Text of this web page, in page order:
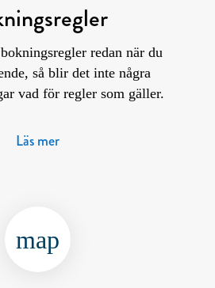
redan när du
så blir det inte några
vad för regler som gäller.
Läs mer
map